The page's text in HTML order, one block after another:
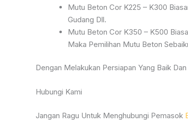
Mutu Beton Cor K225 – K300
Gudang Dll.
Mutu Beton Cor K350 – K500
Maka Pemilihan Mutu Beton
Dengan Melakukan Persiapan Yang Baik
Hubungi Kami
Jangan Ragu Untuk Menghubungi Pemasok